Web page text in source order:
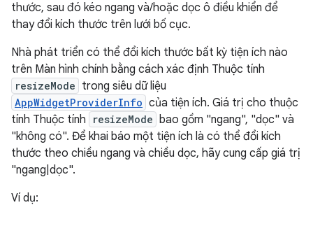
thước, sau đó kéo ngang và/hoặc dọc ô điều khiển để
thay đổi kích thước trên lưới bố cục.
Nhà phát triển có thể đổi kích thước bất kỳ tiện ích nào
trên Màn hình chính bằng cách xác định Thuộc tính
resizeMode trong siêu dữ liệu
AppWidgetProviderInfo của tiện ích. Giá trị cho thuộc
tính Thuộc tính
resizeMode bao gồm "ngang", "dọc" và
"không có". Để khai báo một tiện ích là có thể đổi kích
thước theo chiều ngang và chiều dọc, hãy cung cấp giá trị
"ngang|dọc".
Ví dụ: